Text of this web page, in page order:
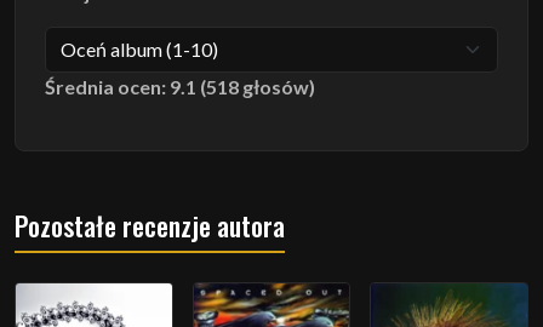
Średnia ocen: 9.1 (518 głosów)
Pozostałe recenzje autora